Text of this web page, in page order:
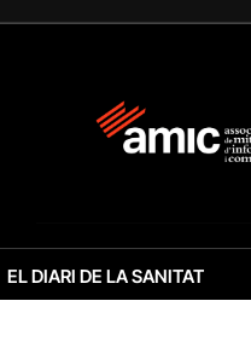
EL DIARI DE LA SANITAT